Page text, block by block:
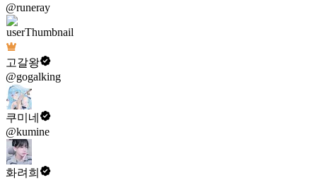
@runeray
고갈왕
@gogalking
쿠미네
@kumine
화려희